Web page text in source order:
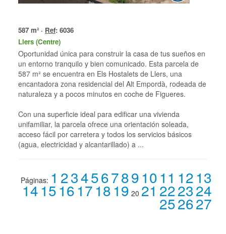
587 m² · Ref: 6036
Llers (Centre)
Oportunidad única para construir la casa de tus sueños en
un entorno tranquilo y bien comunicado. Esta parcela de
587 m² se encuentra en Els Hostalets de Llers, una
encantadora zona residencial del Alt Empordà, rodeada de
naturaleza y a pocos minutos en coche de Figueres.
Con una superficie ideal para edificar una vivienda
unifamiliar, la parcela ofrece una orientación soleada,
acceso fácil por carretera y todos los servicios básicos
(agua, electricidad y alcantarillado) a ...
Páginas: 1 234567891011 1213
141516171819 20 21 222324
252627